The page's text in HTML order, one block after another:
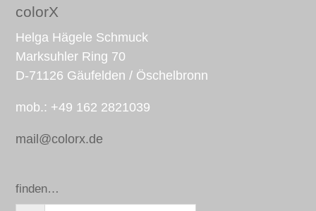
colorX
Helga Hägele Schmuck
Marksuhler Ring 70
D-71126 Gäufelden / Öschelbronn
mob.: +49 162 2821039
mail@colorx.de
finden…